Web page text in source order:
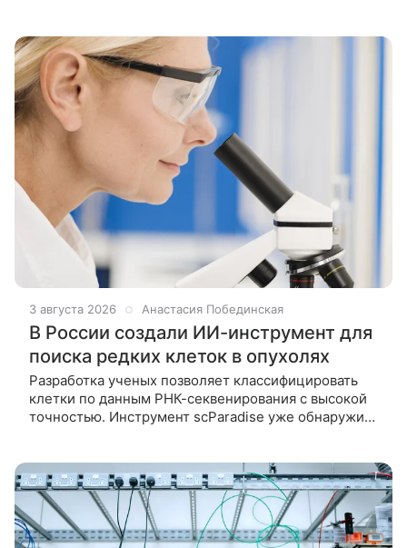
3 августа 2026 Анастасия Побединская
В России создали ИИ-инструмент для
поиска редких клеток в опухолях
Разработка ученых позволяет классифицировать
клетки по данным РНК-секвенирования с высокой
точностью. Инструмент scParadise уже обнаружил